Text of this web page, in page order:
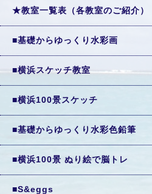
★教室一覧表（各教室のご紹介）
■基礎からゆっくり水彩画
■横浜スケッチ教室
■横浜100景スケッチ
■基礎からゆっくり水彩色鉛筆
■横浜100景 ぬり絵で脳トレ
■S&eggs